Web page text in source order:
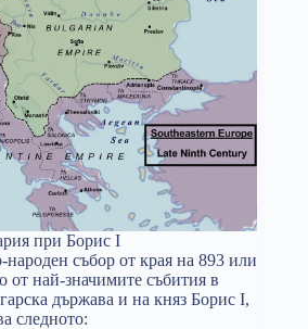
при Борис I
събор от края на 893 или
от най-значимите събития в
държава и на княз Борис I,
следното: